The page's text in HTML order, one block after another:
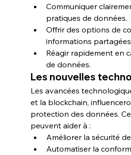
Communiquer
pratiques de données.
Offrir des options de
informations
Réagir rapidement en
de données.
Les nouvelles
Les avancées
et la blockchain,
protection des données.
peuvent aider à :
Améliorer la sécurité
Automatiser la